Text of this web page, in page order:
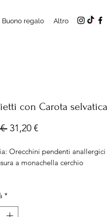
Buono regalo Altro
con Carota selvatica
€ Prezzo
31,20 €Prezzo
Orecchini pendenti anallergici
a monachella cerchio
acciaio diametro 20 mm
*